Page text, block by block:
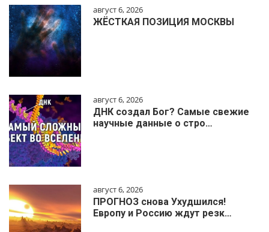
август 6, 2026
ЖЁСТКАЯ ПОЗИЦИЯ МОСКВЫ
август 6, 2026
ДНК создал Бог? Самые свежие
научные данные о стро…
август 6, 2026
ПРОГНОЗ снова Ухудшился!
Европу и Россию ждут резк…